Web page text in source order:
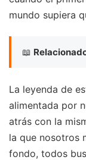
mundo supiera
📖
La leyenda de
alimentada por
atrás con la
la que nosotros
fondo, todos